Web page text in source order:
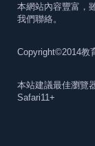
本網站內容豐富，
我們聯絡。
Copyright©2014教
本站建議最佳瀏覽
Safari11+